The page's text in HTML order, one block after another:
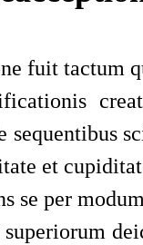
fuit tactum
sequentibus
et
se per